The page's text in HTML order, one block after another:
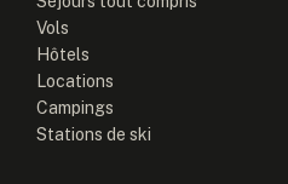
Vols
Hôtels
Locations
Campings
Stations de ski